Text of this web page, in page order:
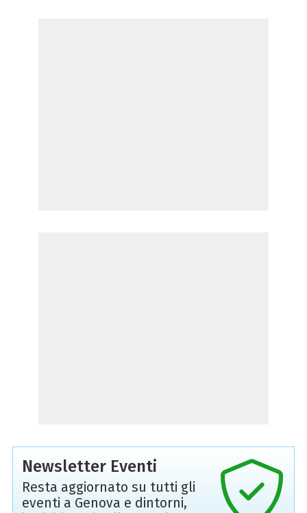
Newsletter Eventi
Resta aggiornato su tutti gli
eventi a Genova e dintorni,